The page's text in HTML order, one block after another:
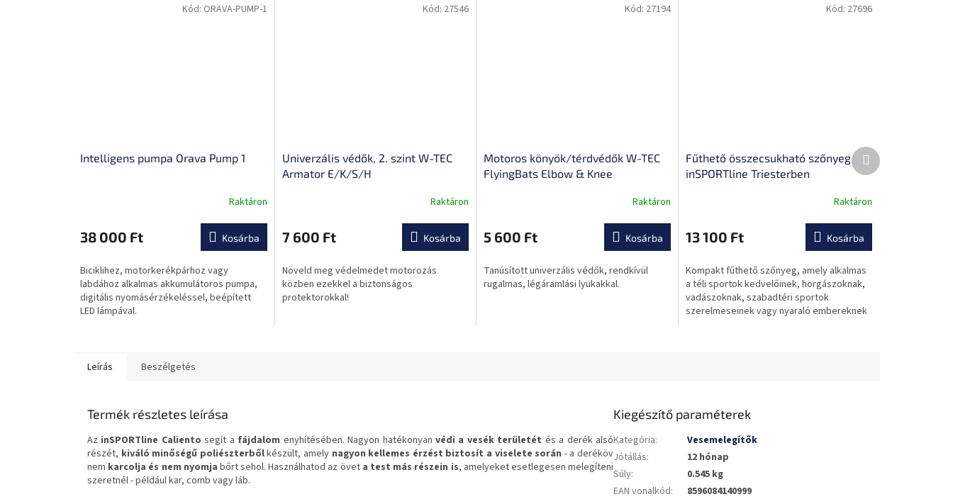
Intelligens pumpa Orava Pump 1
átlagos
értékelése
ből
0,0
csillag.
Raktáron
38 000 Ft Kosárba
Biciklihez, motorkerékpárhoz vagy
labdához alkalmas akkumulátoros pumpa,
digitális nyomásérzékeléssel, beépített
LED lámpával.
Kód: ORAVA-PUMP-1
Univerzális védők, 2. szint W-TEC
Armator E/K/S/H
átlagos
értékelése
ből
0,0
csillag.
Raktáron
7 600 Ft Kosárba
Növeld meg védelmedet motorozás
közben ezekkel a biztonságos
protektorokkal!
Kód: 27546
Motoros könyök/térdvédők W-TEC
FlyingBats Elbow & Knee
átlagos
értékelése
ből
0,0
Raktáron
5 600 Ft Kosárba
Tanúsított univerzális védők, rendkívül
rugalmas, légáramlási lyukakkal.
Kód: 27194
Fűthető összecsukható szőnyeg
inSPORTline Triesterben
átlagos
értékelése
ből
0,0
csillag.
Raktáron
13 100 Ft Kosárba
Kompakt fűthető szőnyeg, amely alkalmas
a téli sportok kedvelőinek, horgászoknak,
vadászoknak, szabadtéri sportok
szerelmeseinek vagy nyaraló embereknek
Kód: 27696
Következő
termék
Leírás Beszélgetés
Termék részletes leírása
Az inSPORTline Caliento segít a fájdalom enyhítésében. Nagyon hatékonyan védi a vesék területét és a derék alsó
részét, kiváló minőségű poliészterbőlkészült, amely nagyon kellemes érzést biztosít a viselete során - a deréköv
nem karcolja és nem nyomja bőrt sehol. Használhatod az övet a test más részein is, amelyeket esetlegesen melegíteni
szeretnél - például kar, comb vagy láb.
Kiegészítő paraméterek
Kategória:
Vesemelegítők
Jótállás:
12 hónap
Súly:
0.545 kg
EAN vonalkód: 8596084140999